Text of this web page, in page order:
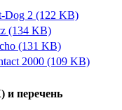
Dog 2 (122 KB)
(134 KB)
(131 KB)
2000 (109 KB)